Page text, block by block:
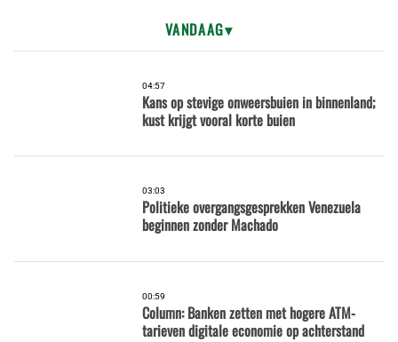
VANDAAG
04:57
Kans op stevige onweersbuien in binnenland;
kust krijgt vooral korte buien
03:03
Politieke overgangsgesprekken Venezuela
beginnen zonder Machado
00:59
Column: Banken zetten met hogere ATM-
tarieven digitale economie op achterstand